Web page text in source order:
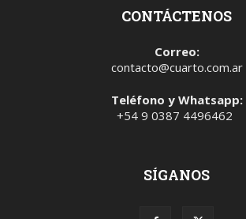
CONTÁCTENOS
Correo:
contacto@cuarto.com.ar
Teléfono y Whatsapp:
+54 9 0387 4496462
SÍGANOS